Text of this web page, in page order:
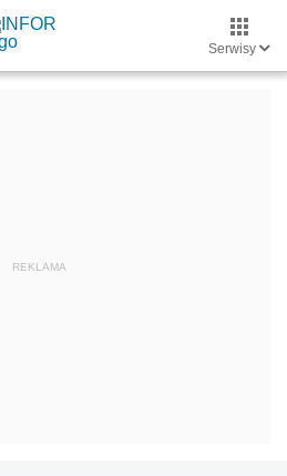
Serwisy